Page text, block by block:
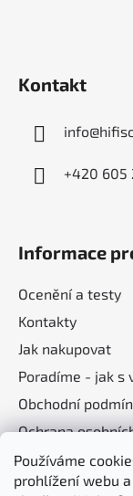
Používáme
prohlížení webu
Kontakt
info@
+420 605
Informace
Ocenění a testy
Kontakty
Jak nakupovat
Poradíme - jak s
Obchodní
Ochrana